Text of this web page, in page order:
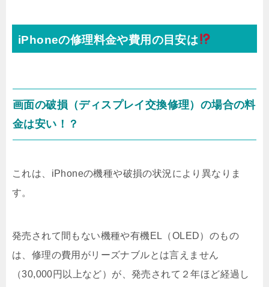
iPhoneの修理料金や費用の目安は
画面の破損（ディスプレイ交換修理）の場合の料
金は安い！？
これは、iPhoneの機種や破損の状況により異なりま
す。
発売されて間もない機種や有機EL（OLED）のもの
は、修理の費用がリーズナブルとは言えません
（30,000円以上など）が、発売されて２年ほど経過し